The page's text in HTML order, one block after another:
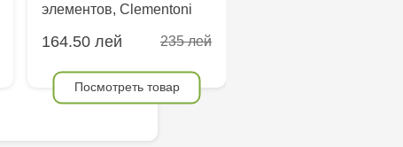
элементов, Clementoni
164.50 лей 235 лей
Посмотреть товар